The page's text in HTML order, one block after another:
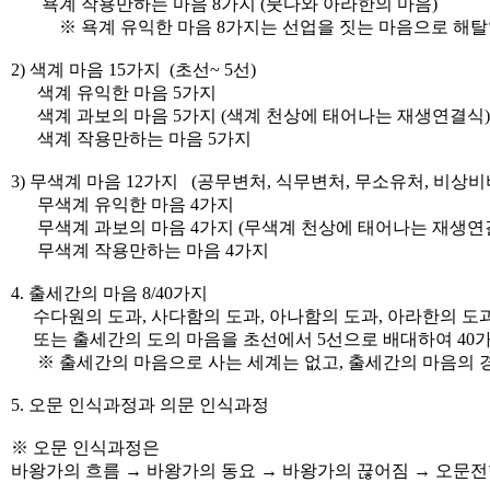
욕계 작용만하는 마음 8가지 (붓다와 아라한의 마음)
※ 욕계 유익한 마음 8가지는 선업을 짓는 마음으로 해탈
2) 색계 마음 15가지 (초선~ 5선)
색계 유익한 마음 5가지
색계 과보의 마음 5가지 (색계 천상에 태어나는 재생연결식)
색계 작용만하는 마음 5가지
3) 무색계 마음 12가지 (공무변처, 식무변처, 무소유처, 비상비
무색계 유익한 마음 4가지
무색계 과보의 마음 4가지 (무색계 천상에 태어나는 재생연
무색계 작용만하는 마음 4가지
4. 출세간의 마음 8/40가지
수다원의 도과, 사다함의 도과, 아나함의 도과, 아라한의 도
또는 출세간의 도의 마음을 초선에서 5선으로 배대하여 40
※ 출세간의 마음으로 사는 세계는 없고, 출세간의 마음의
5. 오문 인식과정과 의문 인식과정
※ 오문 인식과정은
바왕가의 흐름 → 바왕가의 동요 → 바왕가의 끊어짐 → 오문